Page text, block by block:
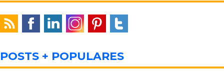
POSTS + POPULARES